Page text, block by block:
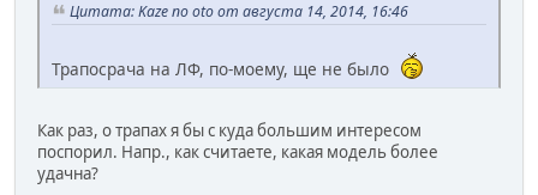
Цитата: Kaze no oto от августа 14, 2014, 16:46
Трапосрача на ЛФ, по-моему, ще не было
Как раз, о трапах я бы с куда большим интересом
поспорил. Напр., как считаете, какая модель более
удачна?